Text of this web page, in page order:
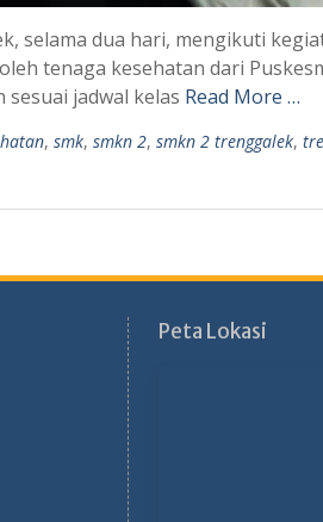
selama dua hari, mengikuti
tenaga kesehatan dari
jadwal kelas Read More …
, smk, smkn 2, smkn 2 trenggalek,
Peta Lokasi